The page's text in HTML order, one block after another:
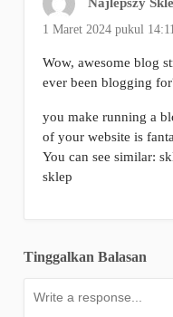
1 Maret 2024 pukul
Wow, awesome blog
ever been blogging
you make running a
of your website is
You can see similar:
sklep
Tinggalkan Balasan